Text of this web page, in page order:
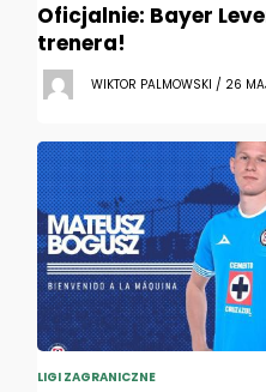
Oficjalnie: Bayer
trenera!
WIKTOR PALMOWSKI / 26
LIGI ZAGRANICZNE